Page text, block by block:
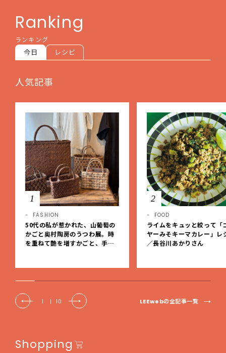
Ranking
ランキング
今日 レシピ
人気記事
1
FASHION
50代の私が惹かれた、山葡萄の
かごと奥村陶房のうつわ展。時
を重ねて艶を増すかごと、手仕
2
FOOD
ライムをキュッと絞って「
ヤーみそキーマカレー」レ
／長谷川あかりさん
1 | 10 LEEwebの全記事一覧
Shopping